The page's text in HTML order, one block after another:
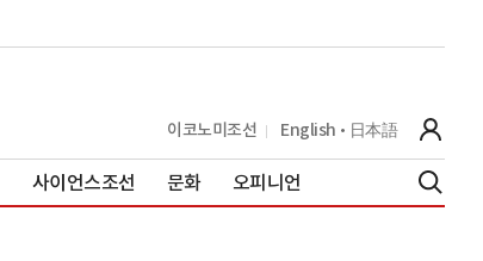
이코노미조선 English 日本語
사이언스조선 문화 오피니언